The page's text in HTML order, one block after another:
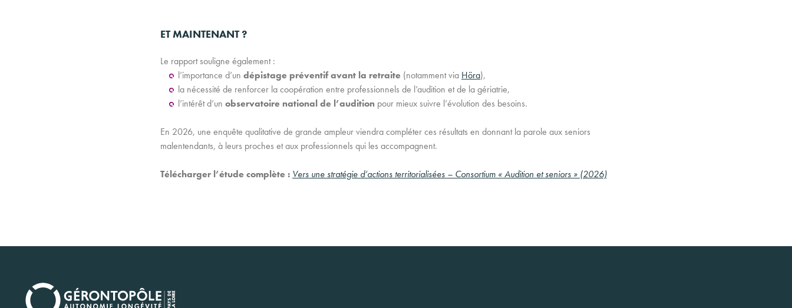
ET MAINTENANT ?
Le rapport souligne également :
l’importance d’un dépistage préventif avant la retraite (notamment via Höra),
la nécessité de renforcer la coopération entre professionnels de l’audition et de la gériatrie,
l’intérêt d’un observatoire national de l’audition pour mieux suivre l’évolution des besoins.
En 2026, une enquête qualitative de grande ampleur viendra compléter ces résultats en donnant la parole aux seniors
malentendants, à leurs proches et aux professionnels qui les accompagnent.
Télécharger l’étude complète : Vers une stratégie d’actions territorialisées – Consortium « Audition et seniors » (2026)